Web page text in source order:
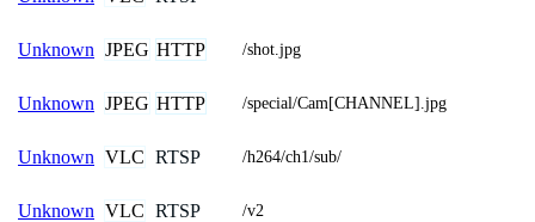
Unknown JPEG HTTP /shot.jpg
Unknown JPEG HTTP /special/Cam[CHANNEL].jpg
Unknown VLC RTSP /h264/ch1/sub/
Unknown VLC RTSP /v2